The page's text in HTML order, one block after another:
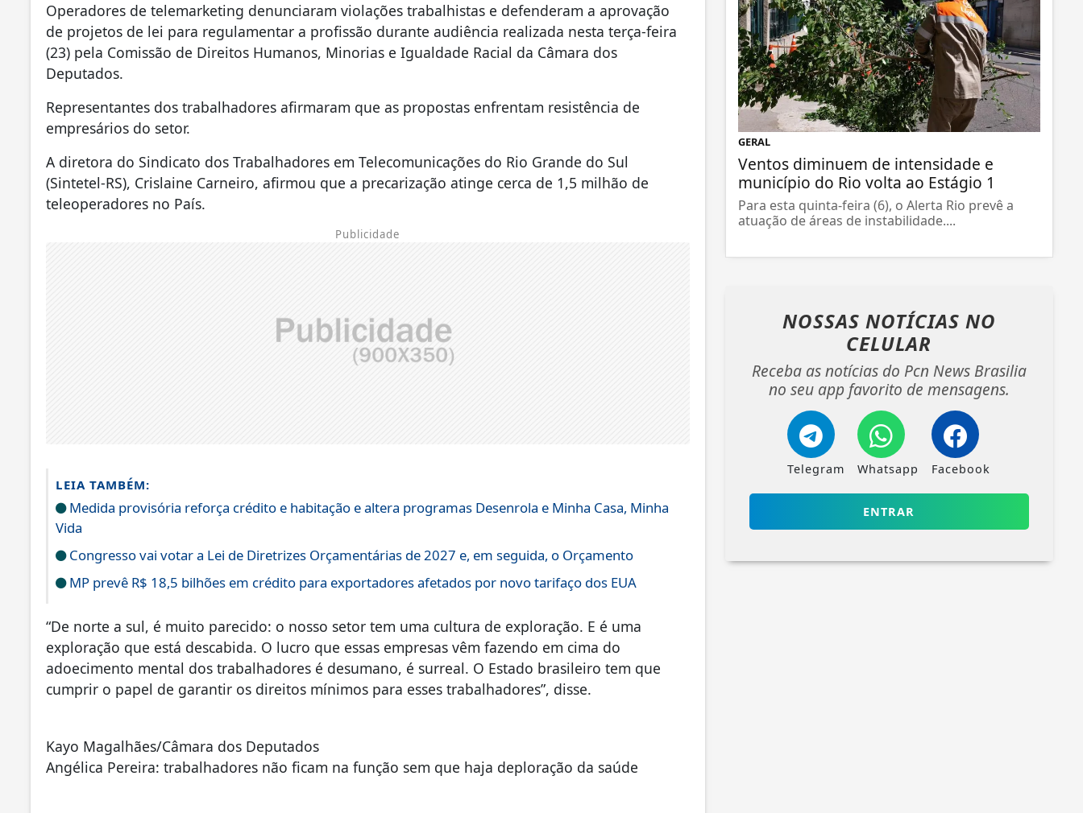
Operadores de telemarketing denunciaram violações trabalhistas e defenderam a aprovação
de projetos de lei para regulamentar a profissão durante audiência realizada nesta terça-feira
(23) pela Comissão de Direitos Humanos, Minorias e Igualdade Racial da Câmara dos
Deputados.
Representantes dos trabalhadores afirmaram que as propostas enfrentam resistência de
empresários do setor.
A diretora do Sindicato dos Trabalhadores em Telecomunicações do Rio Grande do Sul
(Sintetel-RS), Crislaine Carneiro, afirmou que a precarização atinge cerca de 1,5 milhão de
teleoperadores no País.
Publicidade
LEIA TAMBÉM:
Medida provisória reforça crédito e habitação e altera programas Desenrola e Minha Casa, Minha
Vida
Congresso vai votar a Lei de Diretrizes Orçamentárias de 2027 e, em seguida, o Orçamento
MP prevê R$ 18,5 bilhões em crédito para exportadores afetados por novo tarifaço dos EUA
“De norte a sul, é muito parecido: o nosso setor tem uma cultura de exploração. E é uma
exploração que está descabida. O lucro que essas empresas vêm fazendo em cima do
adoecimento mental dos trabalhadores é desumano, é surreal. O Estado brasileiro tem que
cumprir o papel de garantir os direitos mínimos para esses trabalhadores”, disse.
Kayo Magalhães/Câmara dos Deputados
Angélica Pereira: trabalhadores não ficam na função sem que haja deploração da saúde
GERAL
Ventos diminuem de intensidade e
município do Rio volta ao Estágio 1
Para esta quinta-feira (6), o Alerta Rio prevê a
atuação de áreas de instabilidade....
NOSSAS NOTÍCIAS NO
CELULAR
Receba as notícias do Pcn News Brasilia
no seu app favorito de mensagens.
Telegram Whatsapp Facebook
ENTRAR